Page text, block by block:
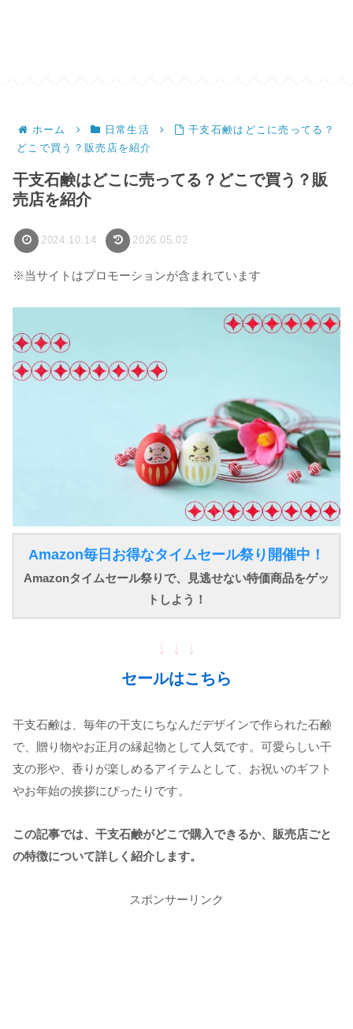
ホーム 日常生活
干支石鹸はどこに売ってる？
どこで買う？販売店を紹介
干支石鹸はどこに売ってる？どこで買う？販
売店を紹介
2024.10.14 2026.05.02
※当サイトはプロモーションが含まれています
Amazon毎日お得なタイムセール祭り開催中！
Amazonタイムセール祭りで、見逃せない特価商品をゲッ
トしよう！
↓ ↓ ↓
セールはこちら
干支石鹸は、毎年の干支にちなんだデザインで作られた石鹸
で、贈り物やお正月の縁起物として人気です。可愛らしい干
支の形や、香りが楽しめるアイテムとして、お祝いのギフト
やお年始の挨拶にぴったりです。
この記事では、干支石鹸がどこで購入できるか、販売店ごと
の特徴について詳しく紹介します。
スポンサーリンク